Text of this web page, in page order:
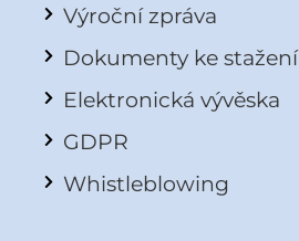
Výroční zpráva
Dokumenty ke stažení
Elektronická vývěska
GDPR
Whistleblowing